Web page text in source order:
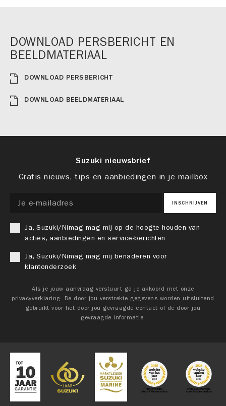
DOWNLOAD PERSBERICHT EN
BEELDMATERIAAL
DOWNLOAD PERSBERICHT
DOWNLOAD BEELDMATERIAAL
Suzuki nieuwsbrief
Gratis nieuws, tips en aanbiedingen in je mailbox
INSCHRIJVEN
Ja, Suzuki/Nimag mag mij op de hoogte houden van
acties, aanbiedingen en service-berichten
Ja, Suzuki/Nimag mag mij benaderen voor
klantonderzoek
Als je jouw aanvraag verstuurt ga je akkoord met onze
privacyverklaring. De door jou verstrekte gegevens worden uitsluitend
gebruikt voor het door jou gevraagde contact of de door jou
gevraagde informatie.